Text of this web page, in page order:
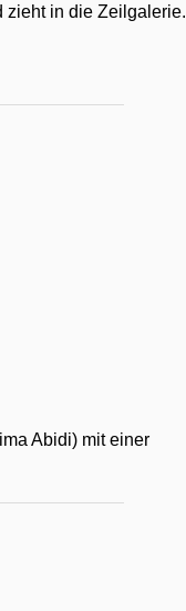
zieht in die Zeilgalerie.
Abidi) mit einer